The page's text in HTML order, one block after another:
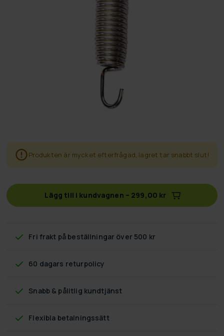
Produkten är mycket efterfrågad, lagret tar snabbt slut!
Lägg till i kundvagnen – 299,00 kr
Fri frakt på beställningar över 500 kr
60 dagars returpolicy
Snabb & pålitlig kundtjänst
Flexibla betalningssätt